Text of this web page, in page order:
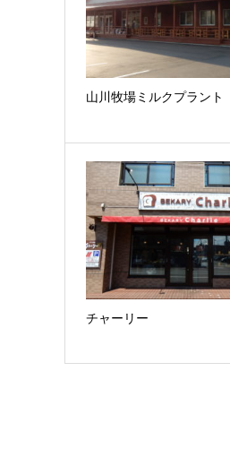
山川牧場ミルクプラント
チャーリー